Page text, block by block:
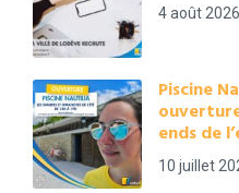
4 août 2026
Piscine
ends de
10 juillet